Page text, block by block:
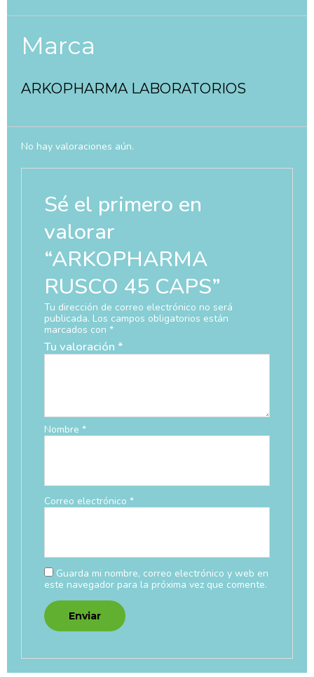
Marca
ARKOPHARMA LABORATORIOS
No hay valoraciones aún.
Sé el primero en
valorar
“ARKOPHARMA
RUSCO 45 CAPS”
Tu dirección de correo electrónico no será
publicada. Los campos obligatorios están
marcados con *
Tu valoración *
Nombre *
Correo electrónico *
Guarda mi nombre, correo electrónico y web en
este navegador para la próxima vez que comente.